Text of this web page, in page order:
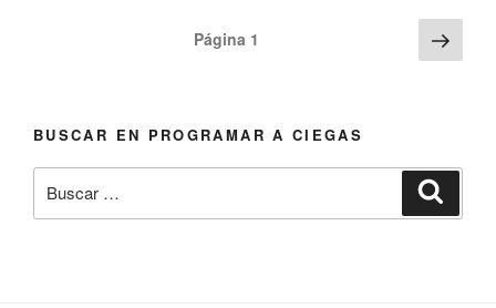
Página 1
BUSCAR EN PROGRAMAR A CIEGAS
por: